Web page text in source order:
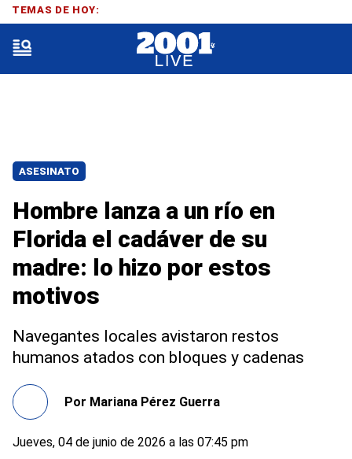
ASESINATO
Hombre lanza a un río en
Florida el cadáver de su
madre: lo hizo por estos
motivos
Navegantes locales avistaron restos
humanos atados con bloques y cadenas
Por Mariana Pérez Guerra
Jueves, 04 de junio de 2026 a las 07:45 pm
TEMAS DE HOY: